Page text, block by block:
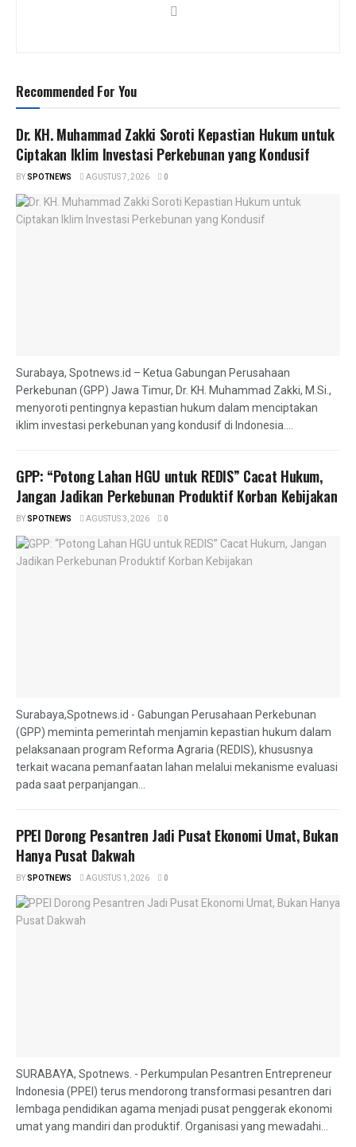
Recommended For You
Dr. KH. Muhammad Zakki Soroti Kepastian Hukum untuk
Ciptakan Iklim Investasi Perkebunan yang Kondusif
BYSPOTNEWS AGUSTUS 7, 2026 0
Surabaya, Spotnews.id – Ketua Gabungan Perusahaan
Perkebunan (GPP) Jawa Timur, Dr. KH. Muhammad Zakki, M.Si.,
menyoroti pentingnya kepastian hukum dalam menciptakan
iklim investasi perkebunan yang kondusif di Indonesia....
GPP: “Potong Lahan HGU untuk REDIS” Cacat Hukum,
Jangan Jadikan Perkebunan Produktif Korban Kebijakan
BYSPOTNEWS AGUSTUS 3, 2026 0
Surabaya,Spotnews.id - Gabungan Perusahaan Perkebunan
(GPP) meminta pemerintah menjamin kepastian hukum dalam
pelaksanaan program Reforma Agraria (REDIS), khususnya
terkait wacana pemanfaatan lahan melalui mekanisme evaluasi
pada saat perpanjangan...
PPEI Dorong Pesantren Jadi Pusat Ekonomi Umat, Bukan
Hanya Pusat Dakwah
BYSPOTNEWS AGUSTUS 1, 2026 0
SURABAYA, Spotnews. - Perkumpulan Pesantren Entrepreneur
Indonesia (PPEI) terus mendorong transformasi pesantren dari
lembaga pendidikan agama menjadi pusat penggerak ekonomi
umat yang mandiri dan produktif. Organisasi yang mewadahi...